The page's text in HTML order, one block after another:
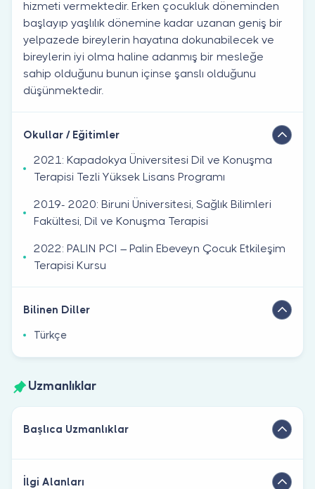
hizmeti vermektedir. Erken çocukluk döneminden
başlayıp yaşlılık dönemine kadar uzanan geniş bir
yelpazede bireylerin hayatına dokunabilecek ve
bireylerin iyi olma haline adanmış bir mesleğe
sahip olduğunu bunun içinse şanslı olduğunu
düşünmektedir.
Okullar / Eğitimler
2021: Kapadokya Üniversitesi Dil ve Konuşma
Terapisi Tezli Yüksek Lisans Programı
2019- 2020: Biruni Üniversitesi, Sağlık Bilimleri
Fakültesi, Dil ve Konuşma Terapisi
2022: PALIN PCI – Palin Ebeveyn Çocuk Etkileşim
Terapisi Kursu
Bilinen Diller
Türkçe
Uzmanlıklar
Başlıca Uzmanlıklar
İlgi Alanları